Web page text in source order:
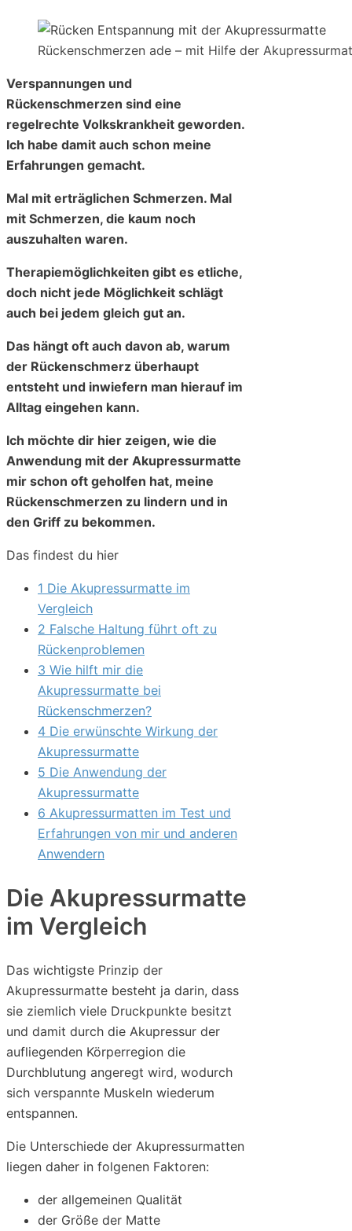
Rückenschmerzen ade – mit Hilfe der
Verspannungen und
Rückenschmerzen sind eine
regelrechte Volkskrankheit geworden.
Ich habe damit auch schon meine
Erfahrungen gemacht.
Mal mit erträglichen Schmerzen. Mal
mit Schmerzen, die kaum noch
auszuhalten waren.
Therapiemöglichkeiten gibt es etliche,
doch nicht jede Möglichkeit schlägt
auch bei jedem gleich gut an.
Das hängt oft auch davon ab, warum
der Rückenschmerz überhaupt
entsteht und inwiefern man hierauf im
Alltag eingehen kann.
Ich möchte dir hier zeigen, wie die
Anwendung mit der Akupressurmatte
mir schon oft geholfen hat, meine
Rückenschmerzen zu lindern und in
den Griff zu bekommen.
Das findest du hier
1 Die Akupressurmatte im
Vergleich
2 Falsche Haltung führt oft zu
Rückenproblemen
3 Wie hilft mir die
Akupressurmatte bei
Rückenschmerzen?
4 Die erwünschte Wirkung der
Akupressurmatte
5 Die Anwendung der
Akupressurmatte
6 Akupressurmatten im Test und
Erfahrungen von mir und anderen
Anwendern
Die Akupressurmatte
im Vergleich
Das wichtigste Prinzip der
Akupressurmatte besteht ja darin, dass
sie ziemlich viele Druckpunkte besitzt
und damit durch die Akupressur der
aufliegenden Körperregion die
Durchblutung angeregt wird, wodurch
sich verspannte Muskeln wiederum
entspannen.
Die Unterschiede der Akupressurmatten
liegen daher in folgenen Faktoren:
der allgemeinen Qualität
der Größe der Matte